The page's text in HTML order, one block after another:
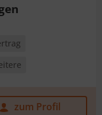
zum Profil